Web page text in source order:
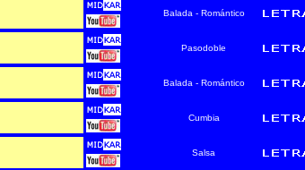
Balada - Romántico
Pasodoble
Balada - Romántico
Cumbia
Salsa